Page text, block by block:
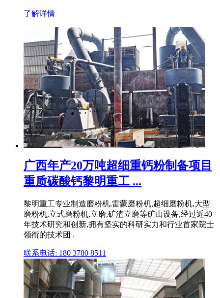
了解详情
广西年产20万吨超细重钙粉制备项目
重质碳酸钙黎明重工 ...
黎明重工专业制造磨粉机,雷蒙磨粉机,超细磨粉机,大型
磨粉机,立式磨粉机,立磨,矿渣立磨等矿山设备,经过近40
年技术研究和创新,拥有坚实的科研实力和行业首家院士
领衔的技术团 .
联系电话: 180 3780 8511